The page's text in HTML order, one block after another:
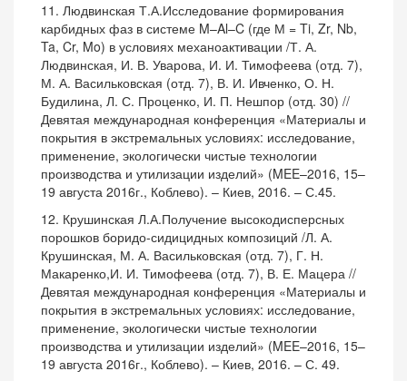
11. Людвинская Т.А.Исследование формирования
карбидных фаз в системе M–Al–C (где М = Ti, Zr, Nb,
Ta, Cr, Mo) в условиях механоактивации /Т. А.
Людвинская, И. В. Уварова, И. И. Тимофеева (отд. 7),
М. А. Васильковская (отд. 7), В. И. Ивченко, О. Н.
Будилина, Л. С. Проценко, И. П. Нешпор (отд. 30) //
Девятая международная конференция «Материалы и
покрытия в экстремальных условиях: исследование,
применение, экологически чистые технологии
производства и утилизации изделий» (MEE–2016, 15–
19 августа 2016г., Коблево). – Киев, 2016. – С.45.
12. Крушинская Л.А.Получение высокодисперсных
порошков боридо-сидицидных композиций /Л. А.
Крушинская, М. А. Васильковская (отд. 7), Г. Н.
Макаренко,И. И. Тимофеева (отд. 7), В. Е. Мацера //
Девятая международная конференция «Материалы и
покрытия в экстремальных условиях: исследование,
применение, экологически чистые технологии
производства и утилизации изделий» (MEE–2016, 15–
19 августа 2016г., Коблево). – Киев, 2016. – С. 49.